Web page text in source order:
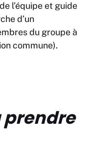
l’équipe et guide
d’un
du groupe à
commune).